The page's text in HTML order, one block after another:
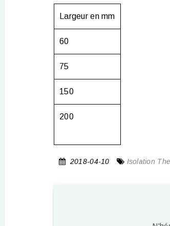
Largeur en mm
60
75
150
200
2018-04-10 Isolation